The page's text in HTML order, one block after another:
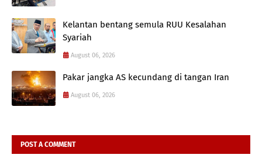
Kelantan bentang semula RUU Kesalahan
Syariah
August 06, 2026
Pakar jangka AS kecundang di tangan Iran
August 06, 2026
POST A COMMENT